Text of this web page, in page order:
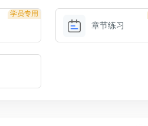
学员专用
章节练习